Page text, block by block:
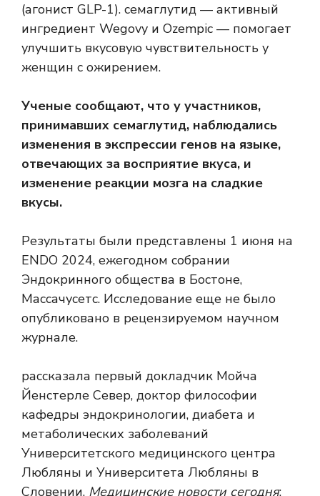
(агонист GLP-1). семаглутид — активный
ингредиент Wegovy и Ozempic — помогает
улучшить вкусовую чувствительность у
женщин с ожирением.
Ученые сообщают, что у участников,
принимавших семаглутид, наблюдались
изменения в экспрессии генов на языке,
отвечающих за восприятие вкуса, и
изменение реакции мозга на сладкие
вкусы.
Результаты были представлены 1 июня на
ENDO 2024, ежегодном собрании
Эндокринного общества в Бостоне,
Массачусетс. Исследование еще не было
опубликовано в рецензируемом научном
журнале.
рассказала первый докладчик Мойча
Йенстерле Север, доктор философии
кафедры эндокринологии, диабета и
метаболических заболеваний
Университетского медицинского центра
Любляны и Университета Любляны в
Словении. Медицинские новости сегодня: